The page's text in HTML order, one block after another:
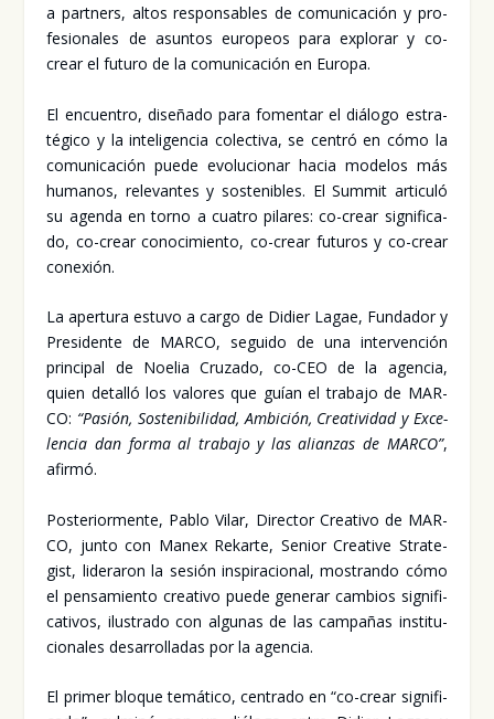
a part­ners, altos res­pon­sa­bles de comu­ni­ca­ción y pro­
fe­sio­na­les de asun­tos euro­peos para explo­rar y co-
crear el futu­ro de la comu­ni­ca­ción en Euro­pa.
El encuen­tro, dise­ña­do para fomen­tar el diá­lo­go estra­
té­gi­co y la inte­li­gen­cia colec­ti­va, se cen­tró en cómo la
comu­ni­ca­ción pue­de evo­lu­cio­nar hacia mode­los más
huma­nos, rele­van­tes y sos­te­ni­bles. El Sum­mit arti­cu­ló
su agen­da en torno a cua­tro pila­res: co-crear sig­ni­fi­ca­
do, co-crear cono­ci­mien­to, co-crear futu­ros y co-crear
cone­xión.
La aper­tu­ra estu­vo a car­go de Didier Lagae, Fun­da­dor y
Pre­si­den­te de MAR­CO, segui­do de una inter­ven­ción
prin­ci­pal de Noe­lia Cru­za­do, co-CEO de la agen­cia,
quien deta­lló los valo­res que guían el tra­ba­jo de MAR­
CO: “Pasión, Sos­te­ni­bi­li­dad, Ambi­ción, Crea­ti­vi­dad y Exce­
len­cia dan for­ma al tra­ba­jo y las alian­zas de MAR­CO”,
afir­mó.
Pos­te­rior­men­te, Pablo Vilar, Direc­tor Crea­ti­vo de MAR­
CO, jun­to con Manex Rekar­te, Senior Crea­ti­ve Stra­te­
gist, lide­ra­ron la sesión ins­pi­ra­cio­nal, mos­tran­do cómo
el pen­sa­mien­to crea­ti­vo pue­de gene­rar cam­bios sig­ni­fi­
ca­ti­vos, ilus­tra­do con algu­nas de las cam­pa­ñas ins­ti­tu­
cio­na­les desa­rro­lla­das por la agen­cia.
El pri­mer blo­que temá­ti­co, cen­tra­do en “co-crear sig­ni­fi­